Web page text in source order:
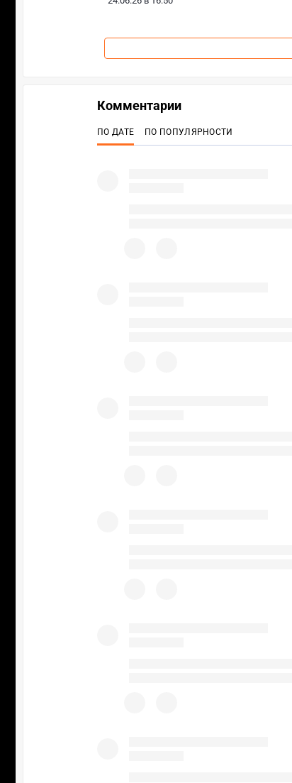
Комментарии
ПО ДАТЕ ПО ПОПУЛЯРНОСТИ